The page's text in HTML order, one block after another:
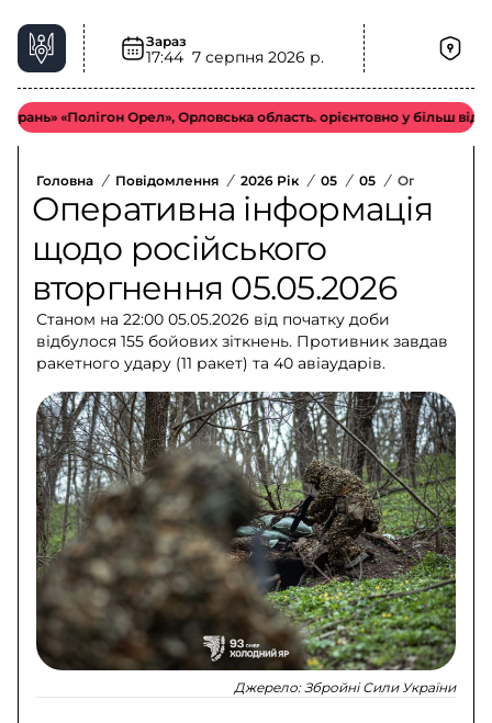
Зараз
17:44 7 серпня 2026 р.
Орел», Орловська область. орієнтовно у більш
Головна / Повідомлення / 2026 Рік / 05 / 05 / Оперативна
Оперативна інформація
щодо російського
вторгнення 05.05.2026
Станом на 22:00 05.05.2026 від початку доби
відбулося 155 бойових зіткнень. Противник завдав
ракетного удару (11 ракет) та 40 авіаударів.
Джерело:Збройні Сили України